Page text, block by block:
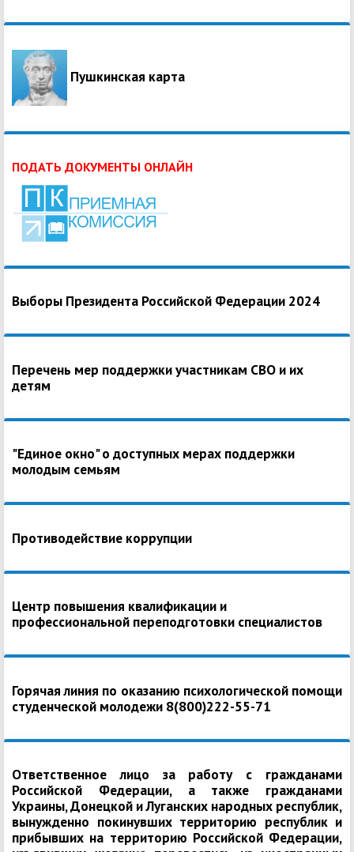
Пушкинская карта
ПОДАТЬ ДОКУМЕНТЫ ОНЛАЙН
Выборы Президента Российской Федерации 2024
Перечень мер поддержки участникам СВО и их
детям
"Единое окно" о доступных мерах поддержки
молодым семьям
Противодействие коррупции
Центр повышения квалификации и
профессиональной переподготовки специалистов
Горячая линия по оказанию психологической помощи
студенческой молодежи 8(800)222-55-71
Ответственное лицо за работу с гражданами
Российской Федерации, а также гражданами
Украины, Донецкой и Луганских народных республик,
вынужденно покинувших территорию республик и
прибывших на территорию Российской Федерации,